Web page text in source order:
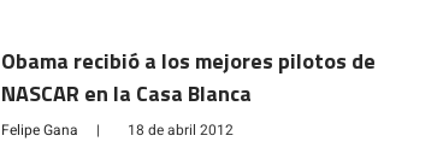
Obama recibió a los mejores pilotos de
NASCAR en la Casa Blanca
Felipe Gana | 18 de abril 2012